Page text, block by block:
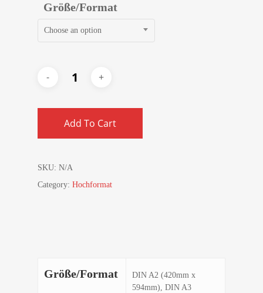
Größe/Format
Choose an option
Add To Cart
SKU: N/A
Category: Hochformat
Größe/Format
DIN A2 (420mm x
594mm), DIN A3